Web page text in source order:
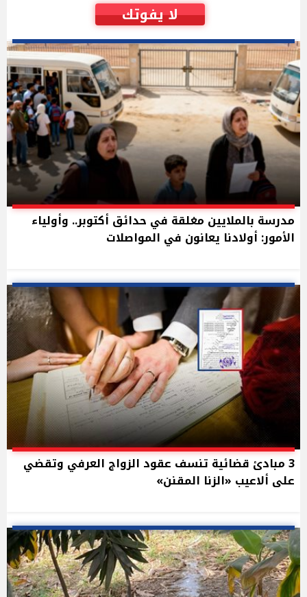
لا يفوتك
مدرسة بالملايين مغلقة في حدائق أكتوبر.. وأولياء
الأمور: أولادنا يعانون في المواصلات
3 مبادئ قضائية تنسف عقود الزواج العرفي وتقضي
على ألاعيب «الزنا المقنن»